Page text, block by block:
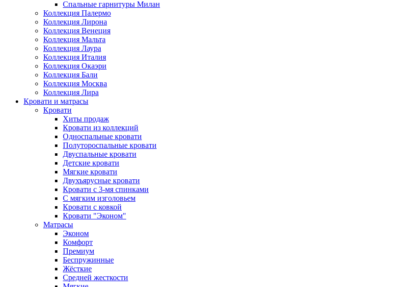
Спальные гарнитуры Милан
Коллекция Палермо
Коллекция Лирона
Коллекция Венеция
Коллекция Мальта
Коллекция Лаура
Коллекция Италия
Коллекция Окаэри
Коллекция Бали
Коллекция Москва
Коллекция Лира
Кровати и матрасы
Кровати
Хиты продаж
Кровати из коллекций
Односпальные кровати
Полутороспальные кровати
Двуспальные кровати
Детские кровати
Мягкие кровати
Двухъярусные кровати
Кровати с 3-мя спинками
С мягким изголовьем
Кровати с ковкой
Кровати "Эконом"
Матрасы
Эконом
Комфорт
Премиум
Беспружинные
Жёсткие
Средней жесткости